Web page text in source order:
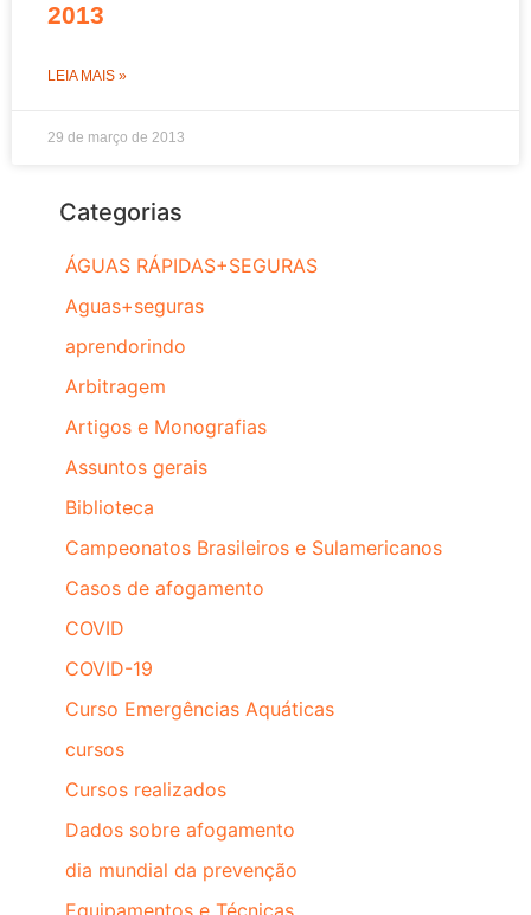
2013
LEIA MAIS »
29 de março de 2013
Categorias
ÁGUAS RÁPIDAS+SEGURAS
Aguas+seguras
aprendorindo
Arbitragem
Artigos e Monografias
Assuntos gerais
Biblioteca
Campeonatos Brasileiros e Sulamericanos
Casos de afogamento
COVID
COVID-19
Curso Emergências Aquáticas
cursos
Cursos realizados
Dados sobre afogamento
dia mundial da prevenção
Equipamentos e Técnicas